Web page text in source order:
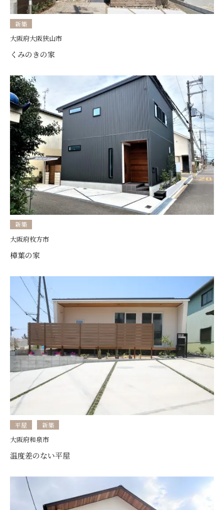
新築
大阪府大阪狭山市
くみのきの家
新築
大阪府枚方市
樟葉の家
平屋 新築
大阪府和泉市
温度差のない平屋